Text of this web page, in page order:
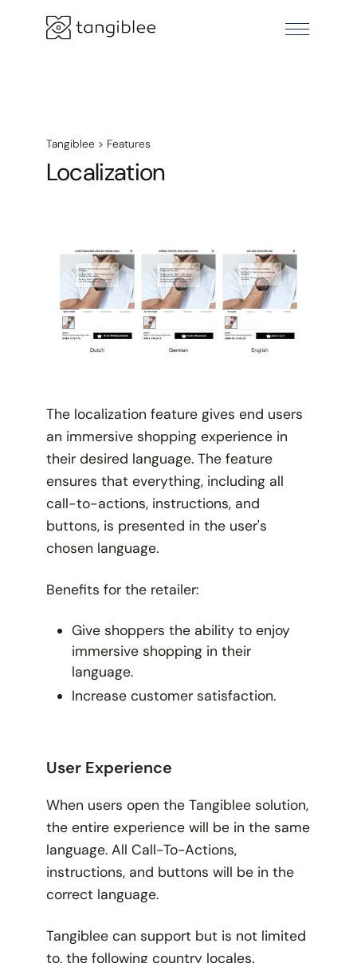
Tangiblee > Features
Localization
The localization feature gives end users
an immersive shopping experience in
their desired language. The feature
ensures that everything, including all
call-to-actions, instructions, and
buttons, is presented in the user's
chosen language.
Benefits for the retailer:
Give shoppers the ability to enjoy
immersive shopping in their
language.
Increase customer satisfaction.
User Experience
When users open the Tangiblee solution,
the entire experience will be in the same
language. All Call-To-Actions,
instructions, and buttons will be in the
correct language.
Tangiblee can support but is not limited
to, the following country locales.